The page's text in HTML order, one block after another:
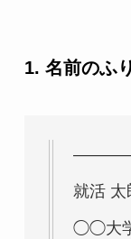
1. 名前のふ
就活 太
◯◯大